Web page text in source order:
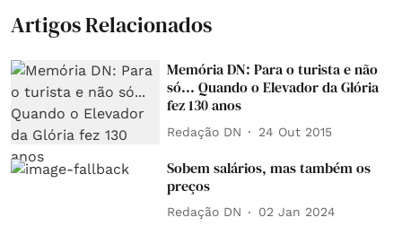
Artigos Relacionados
Memória DN: Para o turista e não
só... Quando o Elevador da Glória
fez 130 anos
Redação DN 24 Out 2015
Sobem salários, mas também os
preços
Redação DN 02 Jan 2024